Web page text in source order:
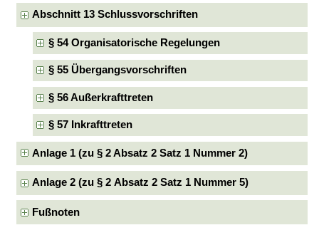
Abschnitt 13 Schlussvorschriften
§ 54 Organisatorische Regelungen
§ 55 Übergangsvorschriften
§ 56 Außerkrafttreten
§ 57 Inkrafttreten
Anlage 1 (zu § 2 Absatz 2 Satz 1 Nummer 2)
Anlage 2 (zu § 2 Absatz 2 Satz 1 Nummer 5)
Fußnoten